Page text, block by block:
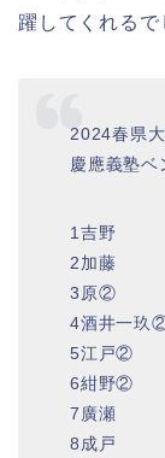
躍してくれるで
2024春県
慶應義塾ベ
1吉野
2加藤
3原②
4酒井一玖
5江戸②
6紺野②
7廣瀬
8成戸